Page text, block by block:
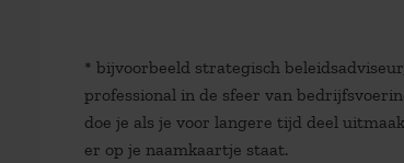
* bijvoorbeeld strategisch
professional in de sfeer van
doe je als je voor langere tijd deel
er op je naamkaartje staat.